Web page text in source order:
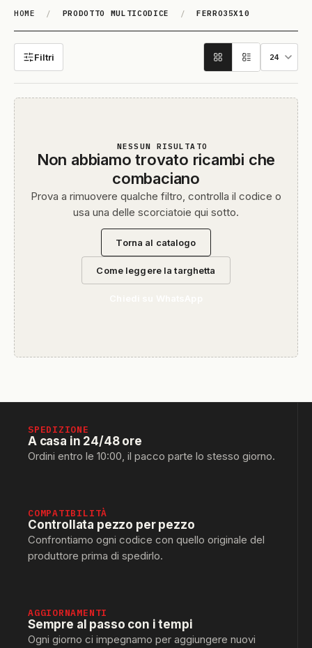
HOME / PRODOTTO MULTICODICE / FERRO35X10
FERRO35x10
Filtri
NESSUN RISULTATO
Non abbiamo trovato ricambi che
combaciano
Prova a rimuovere qualche filtro, controlla il codice o
usa una delle scorciatoie qui sotto.
Torna al catalogo
Come leggere la targhetta
SPEDIZIONE
A casa in 24/48 ore
Ordini entro le 10:00, il pacco parte lo stesso giorno.
COMPATIBILITÀ
Controllata pezzo per pezzo
Confrontiamo ogni codice con quello originale del
produttore prima di spedirlo.
AGGIORNAMENTI
Sempre al passo con i tempi
Ogni giorno ci impegnamo per aggiungere nuovi